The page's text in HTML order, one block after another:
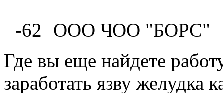
-62 ООО ЧОО "БОРС"
Где вы еще найдете
заработать язву желудка